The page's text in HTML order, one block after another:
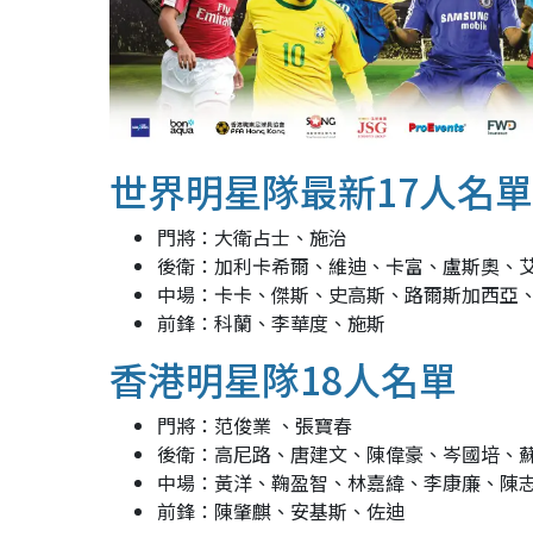
世界明星隊最新17人名單
門將：大衛占士、施治
後衛：加利卡希爾、維迪、卡富、盧斯奧、
中場：卡卡、傑斯、史高斯、路爾斯加西亞
前鋒：科蘭、李華度、施斯
香港明星隊18人名單
門將：范俊業 、張寶春
後衛：高尼路、唐建文、陳偉豪、岑國培、
中場：黃洋、鞠盈智、林嘉緯、李康廉、陳
前鋒：陳肇麒、安基斯、佐迪